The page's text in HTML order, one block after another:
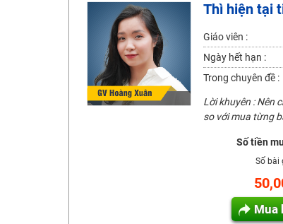
2K6! Lộ Trình Sun 2024 - Ba bước luyện thi
Hot! Lễ hội đồng giá 449K - 499K toàn bộ
Khuyến Mãi Khoá Học 1K Chỉ Từ 11-13/09/
Đồng giá khóa học 499K - 399K (13/11-15/11)
Khai giảng các khóa lớp 9 Toán - Lý - Hóa - Văn
Khai giảng khóa Ngữ văn 7 - xây nền vững
Luyện thi vào lớp 10 môn Toán, Văn, Hóa,
Thì hiện tại
Giáo viên :
Ngày hết hạn :
Trong chuyên đề :
Lời khuyên : Nên
so với mua từng
Số tiền
Số bài
Mua